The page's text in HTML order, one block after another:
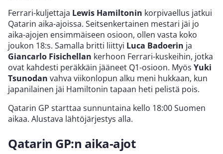
Ferrari-kuljettaja Lewis Hamiltonin korpivaellus jatkui
Qatarin aika-ajoissa. Seitsenkertainen mestari jäi jo
aika-ajojen ensimmäiseen osioon, ollen vasta koko
joukon 18:s. Samalla britti liittyi Luca Badoerin ja
Giancarlo Fisichellan kerhoon Ferrari-kuskeihin, jotka
ovat kahdesti peräkkäin jääneet Q1-osioon. Myös Yuki
Tsunodan vahva viikonlopun alku meni hukkaan, kun
japanilainen jäi Hamiltonin tapaan heti pelistä pois.
Qatarin GP starttaa sunnuntaina kello 18:00 Suomen
aikaa. Alustava lähtöjärjestys alla.
Qatarin GP:n aika-ajot